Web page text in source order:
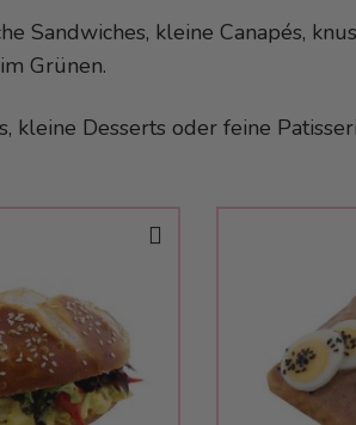
Sandwiches, kleine Canapés,
Grünen.
Desserts oder feine